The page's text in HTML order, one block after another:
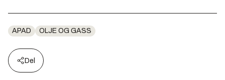
APAD OLJE OG GASS
Del